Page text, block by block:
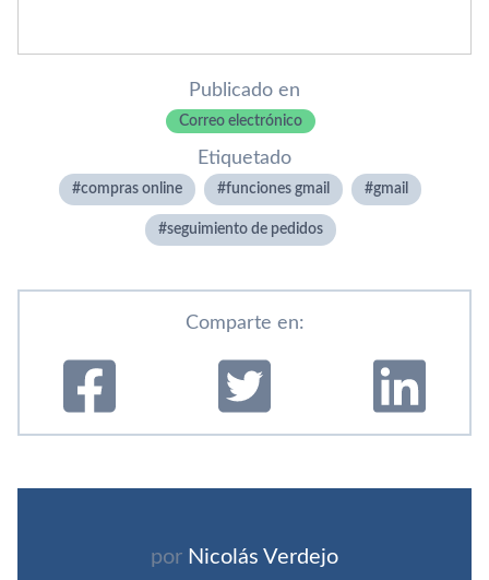
Publicado en
Correo electrónico
Etiquetado
compras online funciones gmail gmail
seguimiento de pedidos
Comparte en:
por Nicolás Verdejo